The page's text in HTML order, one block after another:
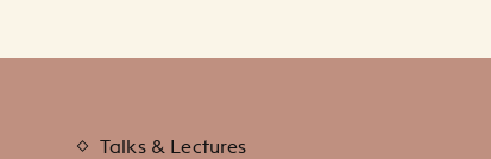
Talks & Lectures